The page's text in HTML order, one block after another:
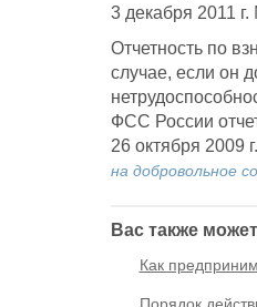
3 декабря 2011
Отчетность по
случае, если он
ФСС России
26 октября 2009
на добровольное
Вас также
Как